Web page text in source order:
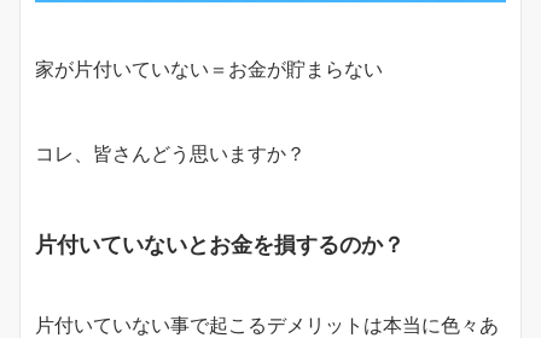
家が片付いていない＝お金が貯まらない
コレ、皆さんどう思いますか？
片付いていないとお金を損するのか？
片付いていない事で起こるデメリットは本当に色々あ